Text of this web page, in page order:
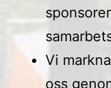
Vi
oss